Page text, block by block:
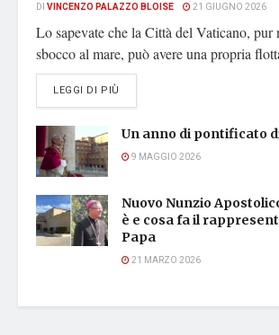
DI VINCENZO PALAZZO BLOISE 21 GIUGNO 2026
Lo sapevate che la Città del Vaticano, pur
sbocco al mare, può avere una propria
LEGGI DI PIÙ
Un anno di pontificato
9 MAGGIO 2026
Nuovo Nunzio
è e cosa fa il
Papa
21 MARZO 2026